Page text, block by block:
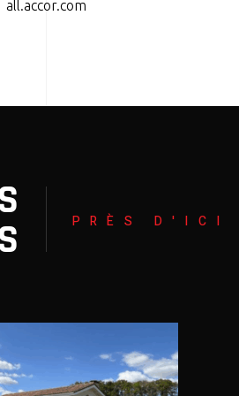
all.accor.com
PRÈS D'ICI